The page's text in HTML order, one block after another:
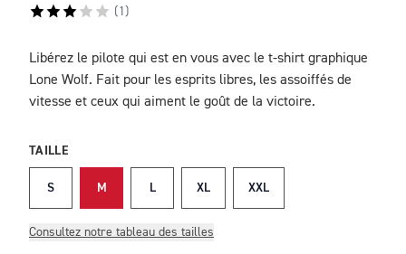
( 1 )
DESCRIPTION
Libérez le pilote qui est en vous avec le t-shirt graphique
Lone Wolf. Fait pour les esprits libres, les assoiffés de
vitesse et ceux qui aiment le goût de la victoire.
TAILLE
S M L XL XXL
Consultez notre tableau des tailles